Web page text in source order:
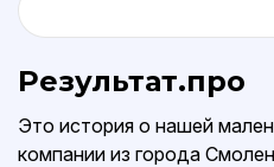
Результат.про
Это история о нашей
компании из города